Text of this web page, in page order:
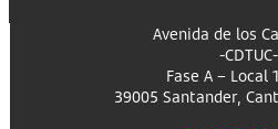
Avenida de los
-CDTUC-
Fase A – Local
39005 Santander,